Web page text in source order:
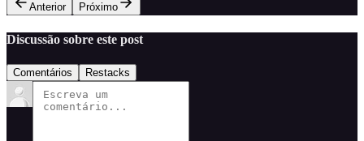
Anterior
Próximo
Discussão sobre este post
Comentários Restacks